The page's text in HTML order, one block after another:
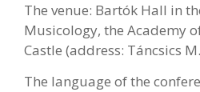
The venue: Bartók Hall in
Musicology, the Academy
Castle (address: Táncsics
The language of the